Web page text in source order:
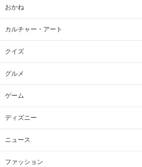
おかね
カルチャー・アート
クイズ
グルメ
ゲーム
ディズニー
ニュース
ファッション